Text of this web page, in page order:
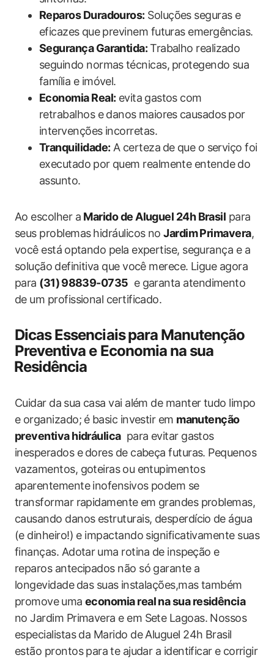
Reparos Duradouros: Soluções seguras e
eficazes⁣ que previnem futuras ‌emergências.
Segurança​ Garantida:⁢Trabalho realizado
seguindo normas⁤ técnicas, ⁢protegendo sua​
família e imóvel.
Economia Real: evita⁢ gastos com
retrabalhos e danos ⁤maiores⁢ causados⁤ por
intervenções incorretas.
Tranquilidade: A certeza⁣ de ⁣que ​o serviço foi
executado⁣ por quem‍ realmente entende do
assunto.
Ao escolher a Marido ​de Aluguel ​24h Brasil para
seus problemas ⁣hidráulicos noJardim Primavera,
você está ⁢optando pela expertise, segurança e a
solução ⁢definitiva que você merece. Ligue agora
para (31) ⁣98839-0735 ‌ e garanta atendimento
de um profissional certificado.
Dicas Essenciais ⁢para Manutenção⁣
Preventiva e Economia na sua
⁢Residência
Cuidar ‌da⁣ sua casa vai além‌ de manter‌ tudo limpo
e organizado;⁣ é basic investir em manutenção
‍preventiva hidráulica​ para evitar gastos
inesperados e⁢ dores de cabeça futuras.​ Pequenos ​
vazamentos, ​goteiras ⁣ou entupimentos
aparentemente inofensivos podem‍ se
transformar rapidamente⁤ em grandes problemas,
causando danos ​estruturais, desperdício⁤ de água
(e dinheiro!) ‍e impactando significativamente ​suas‍
finanças. Adotar⁣ uma rotina⁤ de inspeção e
‌reparos antecipados não só garante a‌
longevidade⁢ das suas⁣ instalações,mas também
promove ⁢uma economia real na sua residência‌
no Jardim Primavera e em Sete Lagoas. Nossos
‌especialistas da Marido de Aluguel 24h Brasil
estão prontos para⁣ te ajudar a ‍identificar e ⁤corrigir